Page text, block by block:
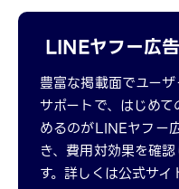
LINEヤフー広
豊富な掲載面でユー
サポートで、はじめ
めるのがLINEヤフー
き、費用対効果を確
す。詳しくは公式サイ